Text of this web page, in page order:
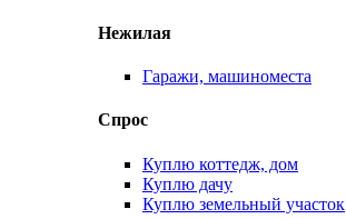
Нежилая
Гаражи, машиноместа
Спрос
Куплю коттедж, дом
Куплю дачу
Куплю земельный участок